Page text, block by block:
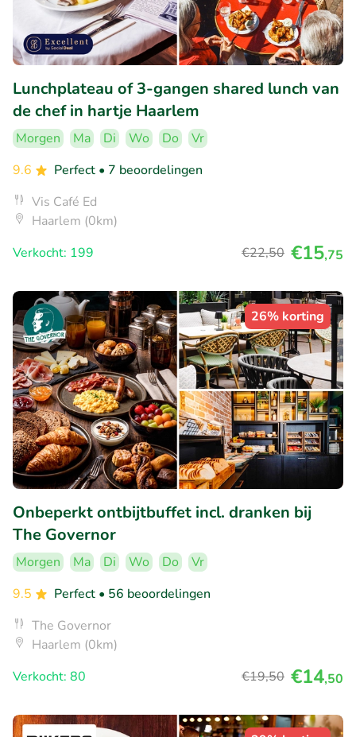
Lunchplateau of 3-gangen shared lunch van
de chef in hartje Haarlem
Morgen Ma Di Wo Do
Vr
9.6
Perfect • 7 beoordelingen
Vis Café Ed
Haarlem (0km)
Verkocht: 199
€22,50 €15,75
26% korting
Onbeperkt ontbijtbuffet incl. dranken bij
The Governor
Morgen Ma Di Wo Do
Vr
9.5
Perfect • 56 beoordelingen
The Governor
Haarlem (0km)
Verkocht: 80
€19,50 €14,50